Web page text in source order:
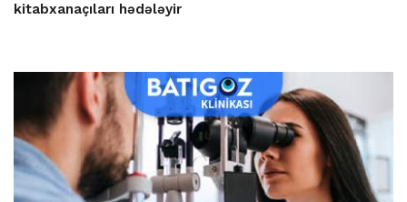
kitabxanaçıları hədələyir